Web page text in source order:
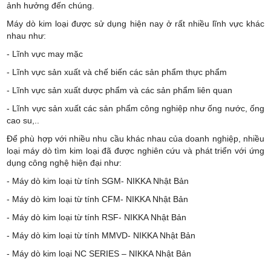
ảnh hưởng đến chúng.
Máy dò kim loại được sử dụng hiện nay ở rất nhiều lĩnh vực khác
nhau như:
- Lĩnh vực may mặc
- Lĩnh vực sản xuất và chế biến các sản phẩm thực phẩm
- Lĩnh vực sản xuất dược phẩm và các sản phẩm liên quan
- Lĩnh vực sản xuất các sản phẩm công nghiệp như ống nước, ống
cao su,..
Để phù hợp với nhiều nhu cầu khác nhau của doanh nghiệp, nhiều
loại máy dò tìm kim loại đã được nghiên cứu và phát triển với ứng
dụng công nghệ hiện đại như:
- Máy dò kim loại từ tính SGM- NIKKA Nhật Bản
- Máy dò kim loại từ tính CFM- NIKKA Nhật Bản
- Máy dò kim loại từ tính RSF- NIKKA Nhật Bản
- Máy dò kim loại từ tính MMVD- NIKKA Nhật Bản
- Máy dò kim loại NC SERIES – NIKKA Nhật Bản